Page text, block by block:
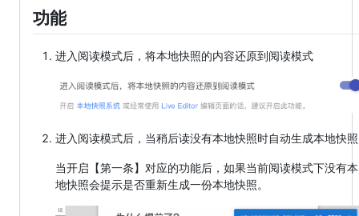
功能
进入阅读模式后，将本地快照的内容还原到阅读模式
进入阅读模式后，当稍后读没有本地快照时自动生成本地快照
当开启【第一条】对应的功能后，如果当前阅读模式下没有本
地快照会提示是否重新生成一份本地快照。